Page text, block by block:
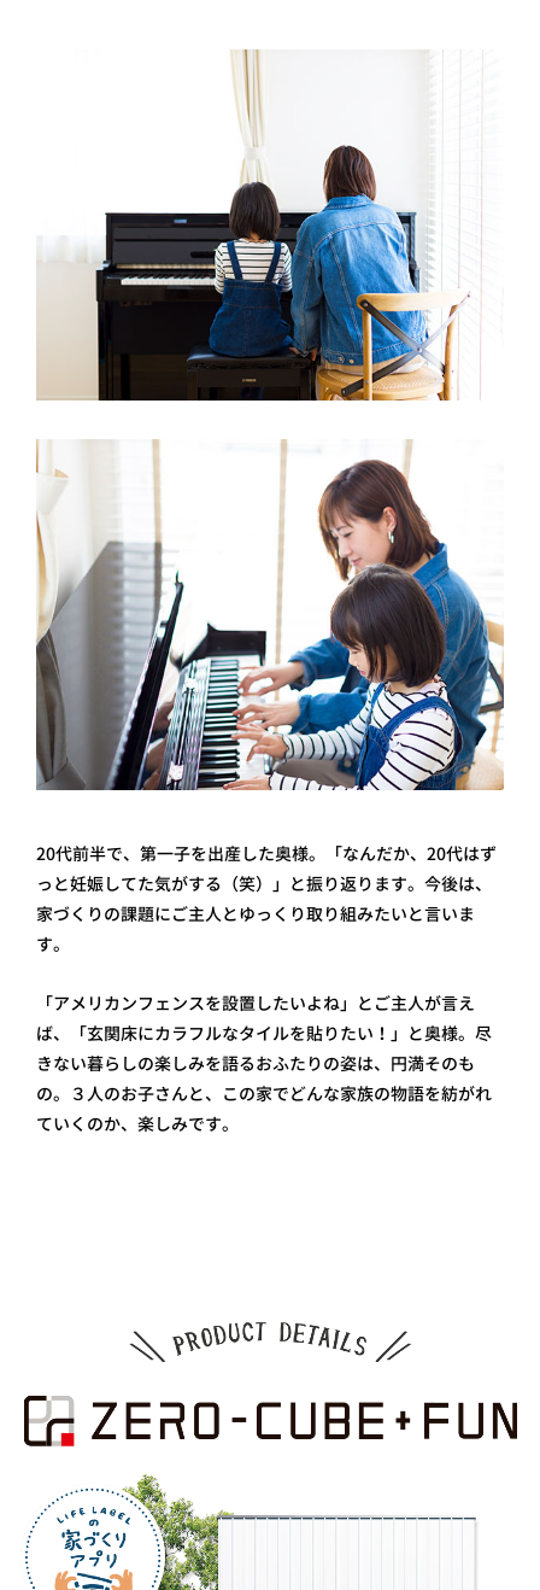
20代前半で、第一子を出産した奥様。「なんだか、20代はず
っと妊娠してた気がする（笑）」と振り返ります。今後は、
家づくりの課題にご主人とゆっくり取り組みたいと言いま
す。
「アメリカンフェンスを設置したいよね」とご主人が言え
ば、「玄関床にカラフルなタイルを貼りたい！」と奥様。尽
きない暮らしの楽しみを語るおふたりの姿は、円満そのも
の。３人のお子さんと、この家でどんな家族の物語を紡がれ
ていくのか、楽しみです。